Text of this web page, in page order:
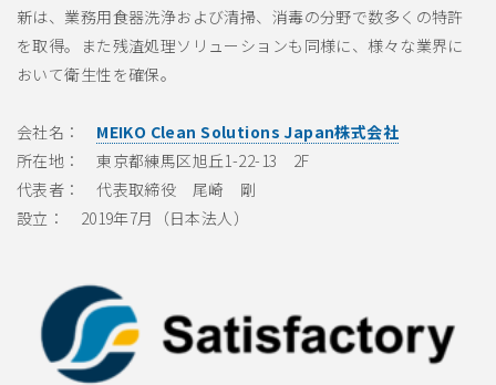
新は、業務用食器洗浄および清掃、消毒の分野で数多くの特許
を取得。また残渣処理ソリューションも同様に、様々な業界に
おいて衛生性を確保。
会社名： MEIKO Clean Solutions Japan株式会社
所在地： 東京都練馬区旭丘1-22-13 2F
代表者： 代表取締役 尾崎 剛
設立： 2019年7月（日本法人）